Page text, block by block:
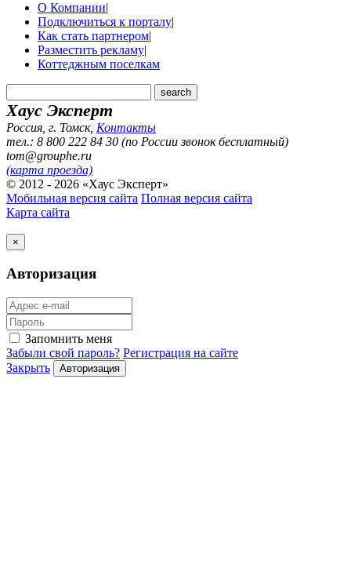
О Компании|
Подключиться к порталу|
Как стать партнером|
Разместить рекламу|
Коттеджным поселкам
Хаус Эксперт
Россия, г. Томск, Контакты
тел.: 8 800 222 84 30 (по России звонок бесплатный)
tom@grouphe.ru
(карта проезда)
© 2012 - 2026 «Хаус Эксперт»
Мобильная версия сайта Полная версия сайта
Карта сайта
×
Авторизация
Запомнить меня
Забыли свой пароль? Регистрация на сайте
Закрыть